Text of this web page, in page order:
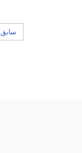
سابق